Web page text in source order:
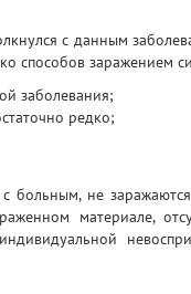
с данным
способов заражением
заболевания;
редко;
больным, не
материале,